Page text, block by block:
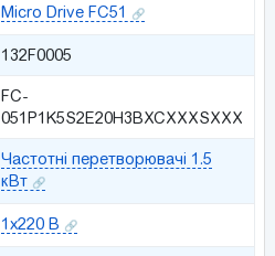
Micro Drive FC51
132F0005
FC-
051P1K5S2E20H3BXCXXXSXXX
Частотні перетворювачі 1.5
кВт
1x220 В